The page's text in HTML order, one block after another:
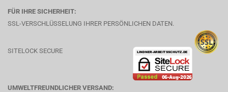
FÜR IHRE SICHERHEIT:
SSL-VERSCHLÜSSELUNG IHRER PERSÖNLICHEN DATEN.
SITELOCK SECURE
UMWELTFREUNDLICHER VERSAND: